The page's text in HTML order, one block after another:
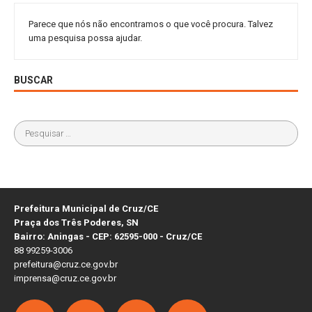
Parece que nós não encontramos o que você procura. Talvez
uma pesquisa possa ajudar.
BUSCAR
Prefeitura Municipal de Cruz/CE
Praça dos Três Poderes, SN
Bairro: Aningas - CEP: 62595-000 - Cruz/CE
88 99259-3006
prefeitura@cruz.ce.gov.br
imprensa@cruz.ce.gov.br